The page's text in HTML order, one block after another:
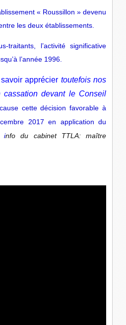
« Roussillon » devenu
les deux établissements.
l’activité significative
l’année 1996.
apprécier toutefois nos
devant le Conseil
cette décision favorable à
2017 en application du
info du cabinet TTLA: maître